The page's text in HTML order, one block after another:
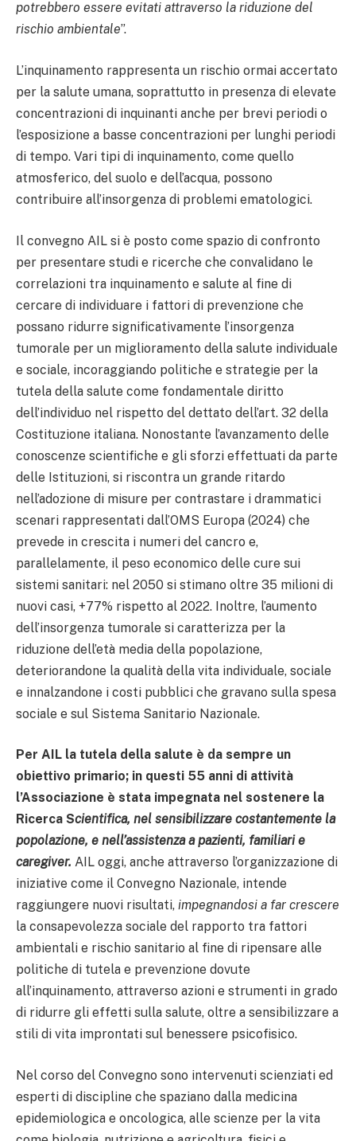
potrebbero essere evitati attraverso la riduzione del
rischio ambientale”.
L’inquinamento rappresenta un rischio ormai accertato
per la salute umana, soprattutto in presenza di elevate
concentrazioni di inquinanti anche per brevi periodi o
l’esposizione a basse concentrazioni per lunghi periodi
di tempo. Vari tipi di inquinamento, come quello
atmosferico, del suolo e dell’acqua, possono
contribuire all’insorgenza di problemi ematologici.
Il convegno AIL si è posto come spazio di confronto
per presentare studi e ricerche che convalidano le
correlazioni tra inquinamento e salute al fine di
cercare di individuare i fattori di prevenzione che
possano ridurre significativamente l’insorgenza
tumorale per un miglioramento della salute individuale
e sociale, incoraggiando politiche e strategie per la
tutela della salute come fondamentale diritto
dell’individuo nel rispetto del dettato dell’art. 32 della
Costituzione italiana. Nonostante l’avanzamento delle
conoscenze scientifiche e gli sforzi effettuati da parte
delle Istituzioni, si riscontra un grande ritardo
nell’adozione di misure per contrastare i drammatici
scenari rappresentati dall’OMS Europa (2024) che
prevede in crescita i numeri del cancro e,
parallelamente, il peso economico delle cure sui
sistemi sanitari: nel 2050 si stimano oltre 35 milioni di
nuovi casi, +77% rispetto al 2022. Inoltre, l’aumento
dell’insorgenza tumorale si caratterizza per la
riduzione dell’età media della popolazione,
deteriorandone la qualità della vita individuale, sociale
e innalzandone i costi pubblici che gravano sulla spesa
sociale e sul Sistema Sanitario Nazionale.
Per AIL la tutela della salute è da sempre un
obiettivo primario; in questi 55 anni di attività
l’Associazione è stata impegnata nel sostenere la
Ricerca Scientifica, nel sensibilizzare costantemente la
popolazione, e nell’assistenza a pazienti, familiari e
caregiver. AIL oggi, anche attraverso l’organizzazione di
iniziative come il Convegno Nazionale, intende
raggiungere nuovi risultati, impegnandosi a far crescere
la consapevolezza sociale del rapporto tra fattori
ambientali e rischio sanitario al fine di ripensare alle
politiche di tutela e prevenzione dovute
all’inquinamento, attraverso azioni e strumenti in grado
di ridurre gli effetti sulla salute, oltre a sensibilizzare a
stili di vita improntati sul benessere psicofisico.
Nel corso del Convegno sono intervenuti scienziati ed
esperti di discipline che spaziano dalla medicina
epidemiologica e oncologica, alle scienze per la vita